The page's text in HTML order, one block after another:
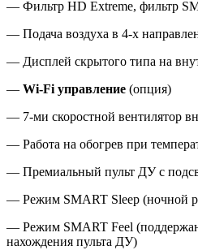
— Фильтр HD Extreme, фильтр
— Подача воздуха в 4-х
— Дисплей скрытого типа на
— Wi-Fi управление (опция)
— 7-ми скоростной вентилятор
— Работа на обогрев при
— Премиальный пульт ДУ с
— Режим SMART Sleep (ночной
— Режим SMART Feel
нахождения пульта ДУ)